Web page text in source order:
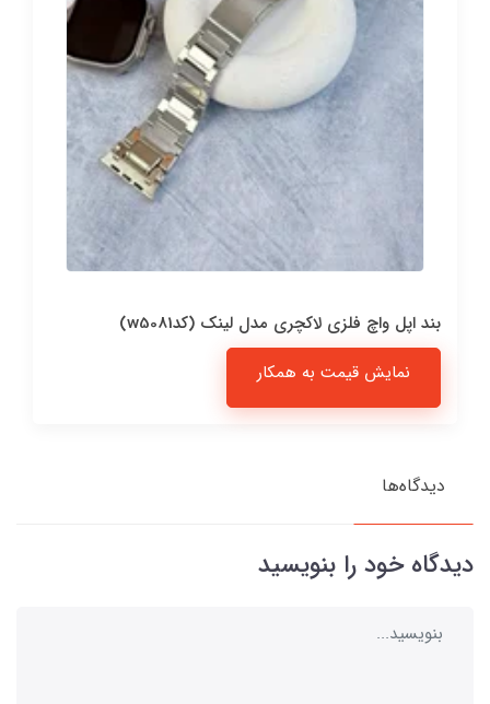
بند اپل واچ فلزی لاکچری مدل لینک (کدw5081)
نمایش قیمت به همکار
دیدگاه‌ها
دیدگاه خود را بنویسید